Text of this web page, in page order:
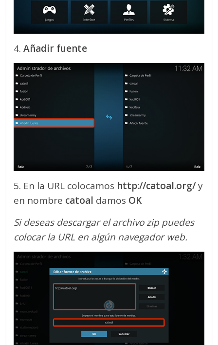
4.Añadir fuente
5. En la URL colocamos http://catoal.org/y
en nombre catoal damos OK
Si deseas descargar el archivo zip puedes
colocar la URL en algún navegador web.